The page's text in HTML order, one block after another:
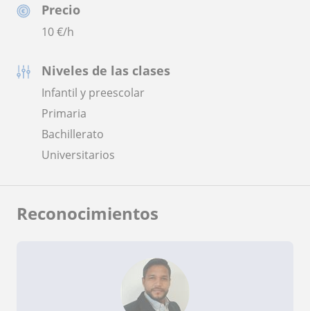
Precio
10€/h
Niveles de las clases
Infantil y preescolar
Primaria
Bachillerato
Universitarios
Reconocimientos